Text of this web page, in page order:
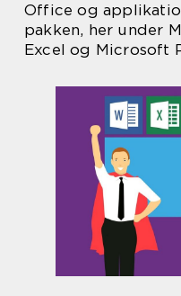
Office og
pakken, her under
Excel og Microsoft